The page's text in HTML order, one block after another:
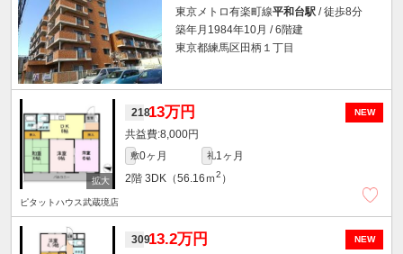
東京メトロ有楽町線平和台駅 / 徒歩8分
築年月1984年10月 / 6階建
東京都練馬区田柄１丁目
NEW
21813万円
8,000円
敷0ヶ月 礼1ヶ月
2階 3DK（56.16ｍ2 ）
ピタットハウス武蔵境店
NEW
30913.2万円